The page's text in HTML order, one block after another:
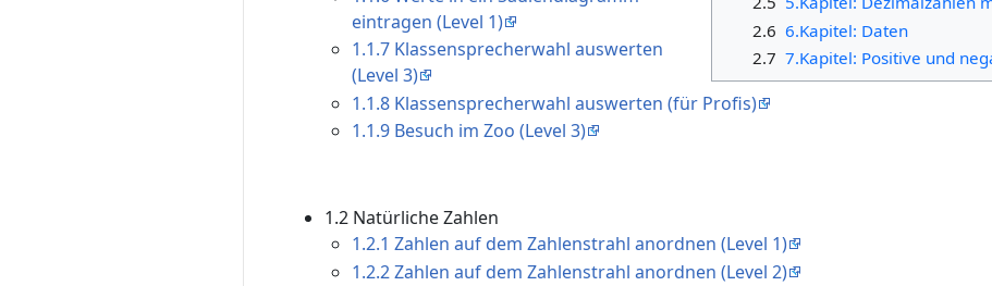
2.6 6.Kapitel: Daten
2.7 7.Kapitel: Positive und
eintragen (Level 1)
1.1.7 Klassensprecherwahl auswerten
(Level 3)
1.1.8 Klassensprecherwahl auswerten (für Profis)
1.1.9 Besuch im Zoo (Level 3)
1.2 Natürliche Zahlen
1.2.1 Zahlen auf dem Zahlenstrahl anordnen (Level 1)
1.2.2 Zahlen auf dem Zahlenstrahl anordnen (Level 2)